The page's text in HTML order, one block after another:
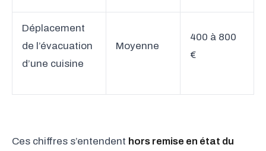
Déplacement
de l’évacuation
d’une cuisine
Moyenne
400 à 800
€
Ces chiffres s’entendent hors remise en état du